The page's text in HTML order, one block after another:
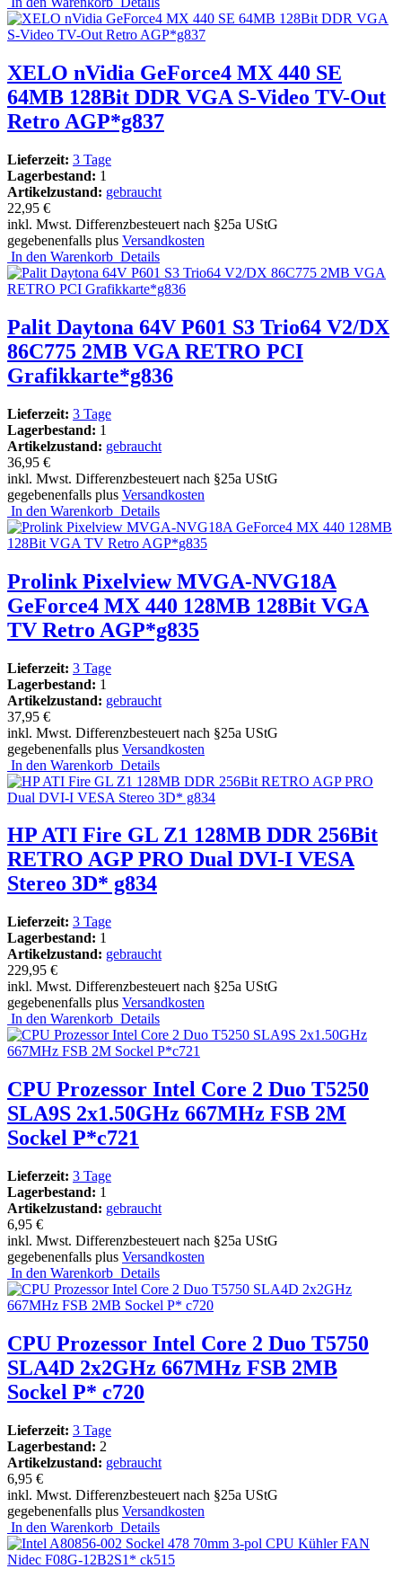
XELO nVidia GeForce4 MX 440 SE
64MB 128Bit DDR VGA S-Video TV-Out
Retro AGP*g837
Lieferzeit: 3 Tage
Lagerbestand: 1
Artikelzustand: gebraucht
22,95 €
inkl. Mwst. Differenzbesteuert nach §25a UStG
gegebenenfalls plus Versandkosten
In den Warenkorb Details
Palit Daytona 64V P601 S3 Trio64 V2/DX
86C775 2MB VGA RETRO PCI
Grafikkarte*g836
Lieferzeit: 3 Tage
Lagerbestand: 1
Artikelzustand: gebraucht
36,95 €
inkl. Mwst. Differenzbesteuert nach §25a UStG
gegebenenfalls plus Versandkosten
In den Warenkorb Details
Prolink Pixelview MVGA-NVG18A
GeForce4 MX 440 128MB 128Bit VGA
TV Retro AGP*g835
Lieferzeit: 3 Tage
Lagerbestand: 1
Artikelzustand: gebraucht
37,95 €
inkl. Mwst. Differenzbesteuert nach §25a UStG
gegebenenfalls plus Versandkosten
In den Warenkorb Details
HP ATI Fire GL Z1 128MB DDR 256Bit
RETRO AGP PRO Dual DVI-I VESA
Stereo 3D* g834
Lieferzeit: 3 Tage
Lagerbestand: 1
Artikelzustand: gebraucht
229,95 €
inkl. Mwst. Differenzbesteuert nach §25a UStG
gegebenenfalls plus Versandkosten
In den Warenkorb Details
CPU Prozessor Intel Core 2 Duo T5250
SLA9S 2x1.50GHz 667MHz FSB 2M
Sockel P*c721
Lieferzeit: 3 Tage
Lagerbestand: 1
Artikelzustand: gebraucht
6,95 €
inkl. Mwst. Differenzbesteuert nach §25a UStG
gegebenenfalls plus Versandkosten
In den Warenkorb Details
CPU Prozessor Intel Core 2 Duo T5750
SLA4D 2x2GHz 667MHz FSB 2MB
Sockel P* c720
Lieferzeit: 3 Tage
Lagerbestand: 2
Artikelzustand: gebraucht
6,95 €
inkl. Mwst. Differenzbesteuert nach §25a UStG
gegebenenfalls plus Versandkosten
In den Warenkorb Details